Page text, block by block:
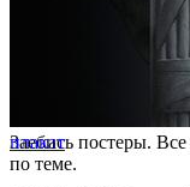
Заебись постеры. Все
по теме.
плакат